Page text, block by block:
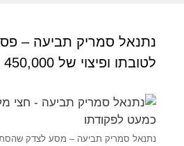
נתנאל סמריק תביעה –
לטובתו ופיצוי של 450,000 ₪
נתנאל סמריק תביעה – מסע לצדק